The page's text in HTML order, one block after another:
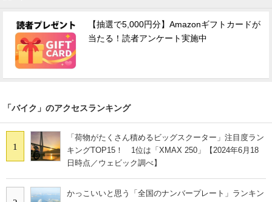
【抽選で5,000円分】Amazonギフトカードが
当たる！読者アンケート実施中
「バイク」のアクセスランキング
1
「荷物がたくさん積めるビッグスクーター」注目度ラン
キングTOP15！ 1位は「XMAX 250」【2024年6月18
日時点／ウェビック調べ】
かっこいいと思う「全国のナンバープレート」ランキン